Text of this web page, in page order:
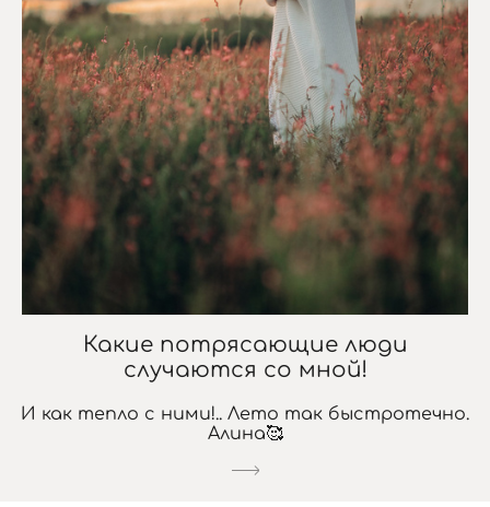
Какие потрясающие люди
случаются со мной!
И как тепло с ними!.. Лето так быстротечно.
Алина🥰